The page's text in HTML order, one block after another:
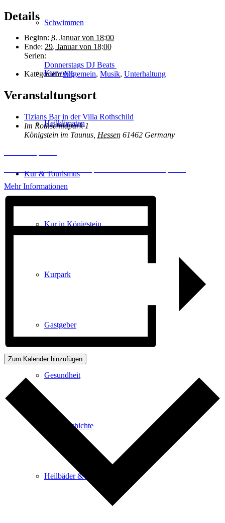
Schwimmen
Kurwege
Heilklimaten
Kur & Tourismus
Kur in Königstein
Kurpark
Gastgeber
Gesundheit
Stadtgeschichte
Heilbäder & Kurorte
Details
Beginn: 8. Januar von 18:00
Ende: 29. Januar von 18:00
Serien:
Donnerstags DJ Beats
Kategorien:Allgemein, Musik, Unterhaltung
Veranstaltungsort
Tizians Bar in der Villa Rothschild
Im Rothschildpark 1
Königstein im Taunus Hessen 61462 Germany
Erforderlichen Service akzeptieren und Inhalte entsperren
Mehr Informationen
Zum Kalender hinzufügen